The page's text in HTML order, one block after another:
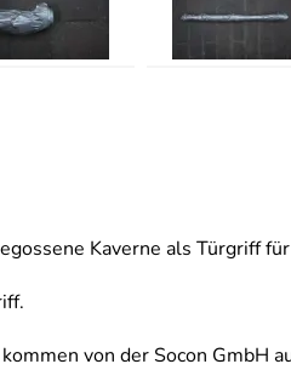
Kaverne als Türgriff
von der Socon GmbH